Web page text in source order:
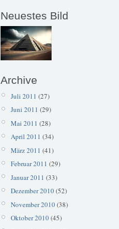
Neuestes Bild
Archive
Juli 2011 (27)
Juni 2011 (29)
Mai 2011 (28)
April 2011 (34)
März 2011 (41)
Februar 2011 (29)
Januar 2011 (33)
Dezember 2010(52)
November 2010(38)
Oktober 2010(45)